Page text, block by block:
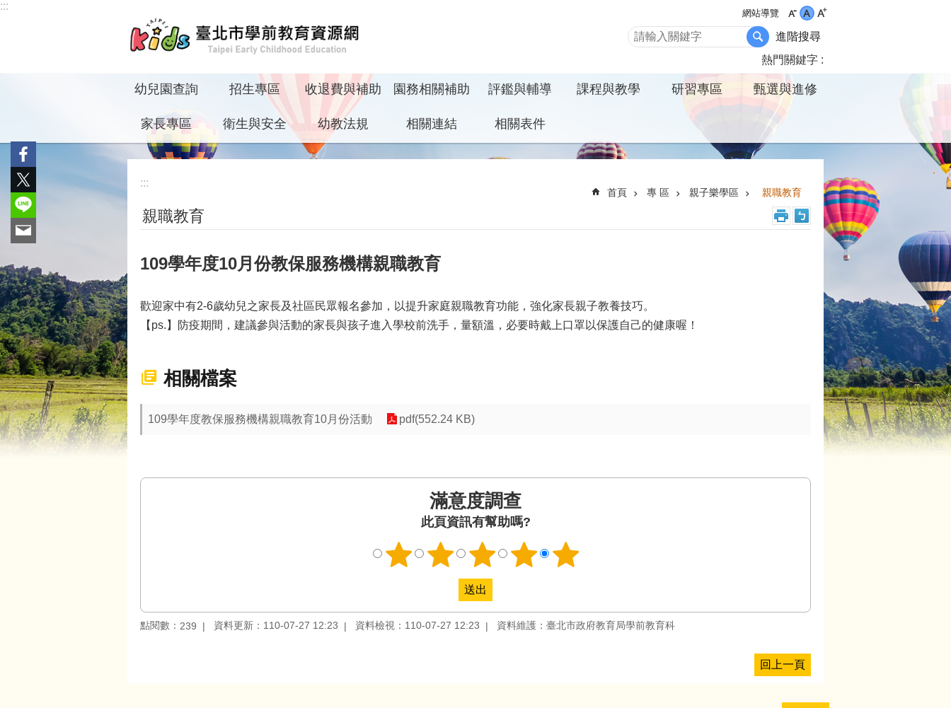
跳到主要內容區塊
:::
網站導覽
進階搜尋
熱門關鍵字
幼兒園查詢 招生專區 收退費與補助 園務相關補助 評鑑與輔導 課程與教學 研習專區 甄選與進修
家長專區 衛生與安全 幼教法規 相關連結 相關表件
:::
首頁 專 區 親子樂學區 親職教育
親職教育
109學年度10月份教保服務機構親職教育
歡迎家中有2-6歲幼兒之家長及社區民眾報名參加，以提升家庭親職教育功能，強化家長親子教養技巧。
【ps.】防疫期間，建議參與活動的家長與孩子進入學校前洗手，量額溫，必要時戴上口罩以保護自己的健康喔！
相關檔案
109學年度教保服務機構親職教育10月份活動 pdf(552.24 KB)
滿意度調查
此頁資訊有幫助嗎?
點閱數： 239 資料更新：110-07-27 12:23 資料檢視：110-07-27 12:23 資料維護：臺北市政府教育局學前教育科
回上一頁